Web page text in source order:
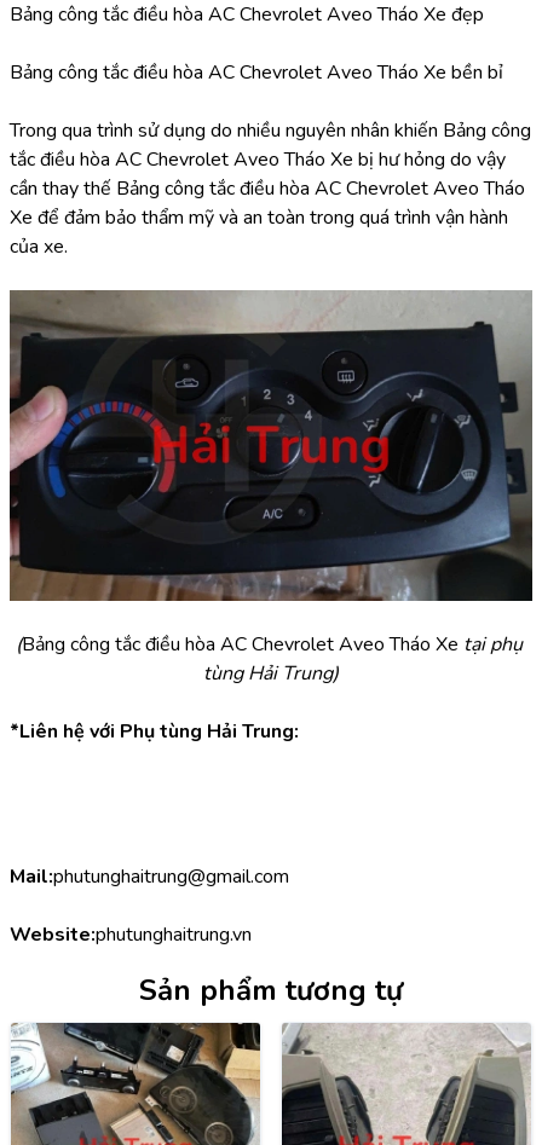
Bảng công tắc điều hòa AC Chevrolet Aveo Tháo Xe đẹp
Bảng công tắc điều hòa AC Chevrolet Aveo Tháo Xe bền bỉ
Trong qua trình sử dụng do nhiều nguyên nhân khiến Bảng công
tắc điều hòa AC Chevrolet Aveo Tháo Xe bị hư hỏng do vậy
cần thay thế Bảng công tắc điều hòa AC Chevrolet Aveo Tháo
Xe để đảm bảo thẩm mỹ và an toàn trong quá trình vận hành
của xe.
(Bảng công tắc điều hòa AC Chevrolet Aveo Tháo Xe tại phụ
tùng Hải Trung)
*Liên hệ với Phụ tùng Hải Trung:
Mail:phutunghaitrung@gmail.com
Website:phutunghaitrung.vn
Sản phẩm tương tự